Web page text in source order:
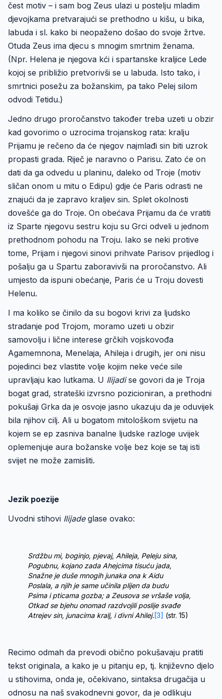
čest motiv – i sam bog Zeus ulazi u postelju mladim
djevojkama pretvarajući se prethodno u kišu, u bika,
labuda i sl. kako bi neopaženo došao do svoje žrtve.
Otuda Zeus ima djecu s mnogim smrtnim ženama.
(Npr. Helena je njegova kći i spartanske kraljice Lede
kojoj se približio pretvorivši se u labuda. Isto tako, i
smrtnici posežu za božanskim, pa tako Pelej silom
odvodi Tetidu.)
Jedno drugo proročanstvo također treba uzeti u obzir
kad govorimo o uzrocima trojanskog rata: kralju
Prijamu je rečeno da će njegov najmlađi sin biti uzrok
propasti grada. Riječ je naravno o Parisu. Zato će on
dati da ga odvedu u planinu, daleko od Troje (motiv
sličan onom u mitu o Edipu) gdje će Paris odrasti ne
znajući da je zapravo kraljev sin. Splet okolnosti
dovešće ga do Troje. On obećava Prijamu da će vratiti
iz Sparte njegovu sestru koju su Grci odveli u jednom
prethodnom pohodu na Troju. Iako se neki protive
tome, Prijam i njegovi sinovi prihvate Parisov prijedlog i
pošalju ga u Spartu zaboravivši na proročanstvo. Ali
umjesto da ispuni obećanje, Paris će u Troju dovesti
Helenu.
I ma koliko se činilo da su bogovi krivi za ljudsko
stradanje pod Trojom, moramo uzeti u obzir
samovolju i lične interese grčkih vojskovođa
Agamemnona, Menelaja, Ahileja i drugih, jer oni nisu
pojedinci bez vlastite volje kojim neke veće sile
upravljaju kao lutkama. U Ilijadise govori da je Troja
bogat grad, strateški izvrsno pozicioniran, a prethodni
pokušaji Grka da je osvoje jasno ukazuju da je oduvijek
bila njihov cilj. Ali u bogatom mitološkom svijetu na
kojem se ep zasniva banalne ljudske razloge uvijek
oplemenjuje aura božanske volje bez koje se taj isti
svijet ne može zamisliti.
Jezik poezije
Uvodni stihovi Ilijade glase ovako:
Srdžbu mi, boginjo, pjevaj, Ahileja, Peleju sina,
Pogubnu, kojano zada Ahejcima tisuću jada,
Snažne je duše mnogih junaka ona k Aidu
Poslala, a njih je same učinila plijen da budu
Psima i pticama gozba; a Zeusova se vršaše volja,
Otkad se bjehu onomad razdvojili poslije svađe
Atrejev sin, junacima kralj, i divni Ahilej. [3] (str. 15)
Recimo odmah da prevodi obično pokušavaju pratiti
tekst originala, a kako je u pitanju ep, tj. književno djelo
u stihovima, onda je, očekivano, sintaksa drugačija u
odnosu na naš svakodnevni govor, da je odlikuju